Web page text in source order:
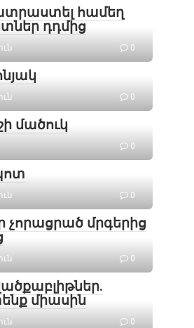
համեղ
դդմից
0
0
մածուկ
0
0
չորացրած մրգերից
0
միասին
0